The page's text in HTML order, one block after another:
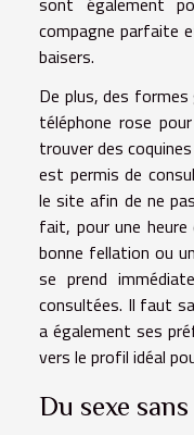
compagne parfaite
baisers.
De plus, des
téléphone rose
trouver des
est permis de
le site afin de ne
fait, pour une heure
bonne fellation ou
se prend
consultées. Il faut
a également ses
vers le profil idéal
Du sexe